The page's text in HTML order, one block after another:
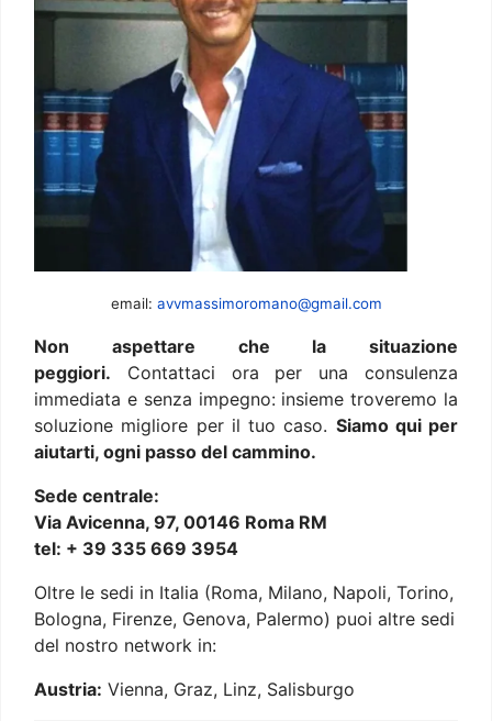
email: avvmassimoromano@gmail.com
Non aspettare che la situazione
peggiori. Contattaci ora per una consulenza
immediata e senza impegno: insieme troveremo la
soluzione migliore per il tuo caso. Siamo qui per
aiutarti, ogni passo del cammino.
Sede centrale:
Via Avicenna, 97, 00146 Roma RM
tel: + 39 335 669 3954
Oltre le sedi in Italia (Roma, Milano, Napoli, Torino,
Bologna, Firenze, Genova, Palermo) puoi altre sedi
del nostro network in:
Austria: Vienna, Graz, Linz, Salisburgo